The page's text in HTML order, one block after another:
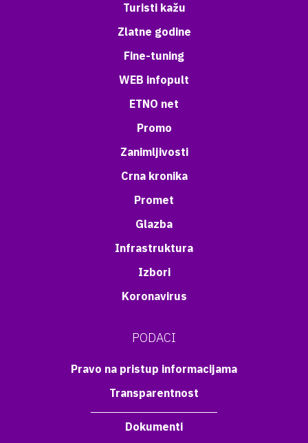
Turisti kažu
Zlatne godine
Fine-tuning
WEB infopult
ETNO net
Promo
Zanimljivosti
Crna kronika
Promet
Glazba
Infrastruktura
Izbori
Koronavirus
PODACI
Pravo na pristup informacijama
Transparentnost
Dokumenti